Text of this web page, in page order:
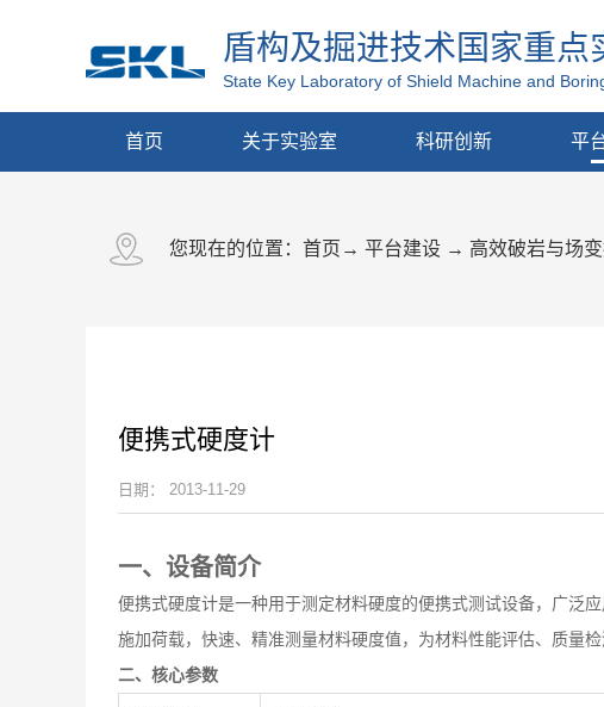
盾构及掘进技术国家重点
State Key Laboratory of Shield Machine and
首页 关于实验室 科研创新 平
您现在的位置： 首页 → 平台建设 → 高效破岩与场变
便携式硬度计
日期： 2013-11-29
一、 设备简介
便携式硬度计是一种用于测定材料硬度的便携式测试设备，广泛
施加荷载，快速、精准测量材料硬度值，为材料性能评估、质量检
二、核心参数